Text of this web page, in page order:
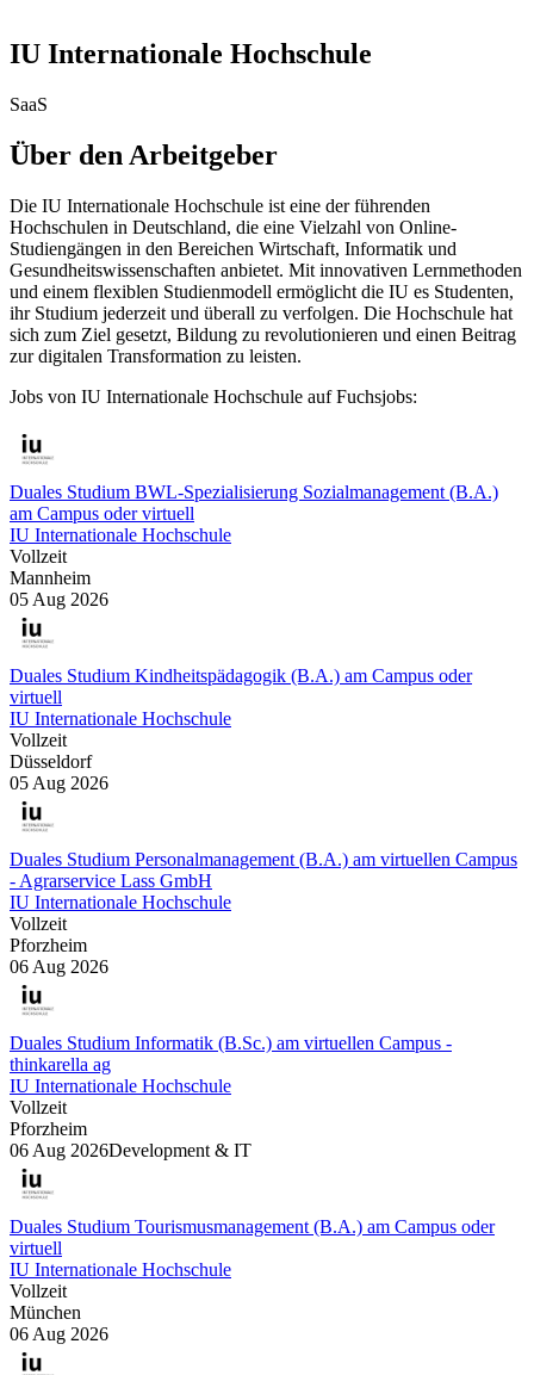
IU Internationale Hochschule
SaaS
Über den Arbeitgeber
Die IU Internationale Hochschule ist eine der führenden
Hochschulen in Deutschland, die eine Vielzahl von Online-
Studiengängen in den Bereichen Wirtschaft, Informatik und
Gesundheitswissenschaften anbietet. Mit innovativen Lernmethoden
und einem flexiblen Studienmodell ermöglicht die IU es Studenten,
ihr Studium jederzeit und überall zu verfolgen. Die Hochschule hat
sich zum Ziel gesetzt, Bildung zu revolutionieren und einen Beitrag
zur digitalen Transformation zu leisten.
Jobs von IU Internationale Hochschule auf Fuchsjobs:
Duales Studium BWL-Spezialisierung Sozialmanagement (B.A.)
am Campus oder virtuell
IU Internationale Hochschule
Vollzeit
Mannheim
05 Aug 2026
Duales Studium Kindheitspädagogik (B.A.) am Campus oder
virtuell
IU Internationale Hochschule
Vollzeit
Düsseldorf
05 Aug 2026
Duales Studium Personalmanagement (B.A.) am virtuellen Campus
- Agrarservice Lass GmbH
IU Internationale Hochschule
Vollzeit
Pforzheim
06 Aug 2026
Duales Studium Informatik (B.Sc.) am virtuellen Campus -
thinkarella ag
IU Internationale Hochschule
Vollzeit
Pforzheim
06 Aug 2026Development & IT
Duales Studium Tourismusmanagement (B.A.) am Campus oder
virtuell
IU Internationale Hochschule
Vollzeit
München
06 Aug 2026